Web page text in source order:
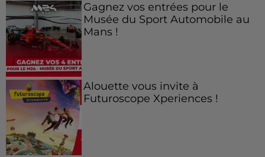
Gagnez vos entrées pour le
Musée du Sport Automobile au
Mans !
Alouette vous invite à
Futuroscope Xperiences !